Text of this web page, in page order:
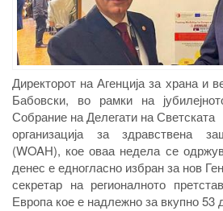
Директорот на Агенција за храна и
Бабовски, во рамки на
Собрание на Делегати на Светската
организација за здравствена
(WOAH), кое оваа недела се
денес е едногласно избран за нов
секретар на регионалното
Европа кое е надлежно за вкупно 53